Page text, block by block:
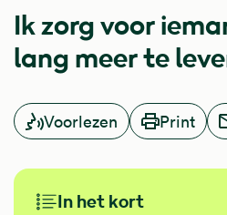
Ik zorg voor
lang meer te
Voorlezen Print
In het kort